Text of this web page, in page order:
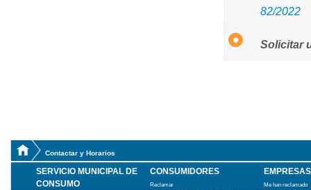
82/2022
Solicitar
Contactar y Horarios
SERVICIO MUNICIPAL DE
CONSUMO
CONSUMIDORES
Reclamar
EMPRESAS
Me han reclamado